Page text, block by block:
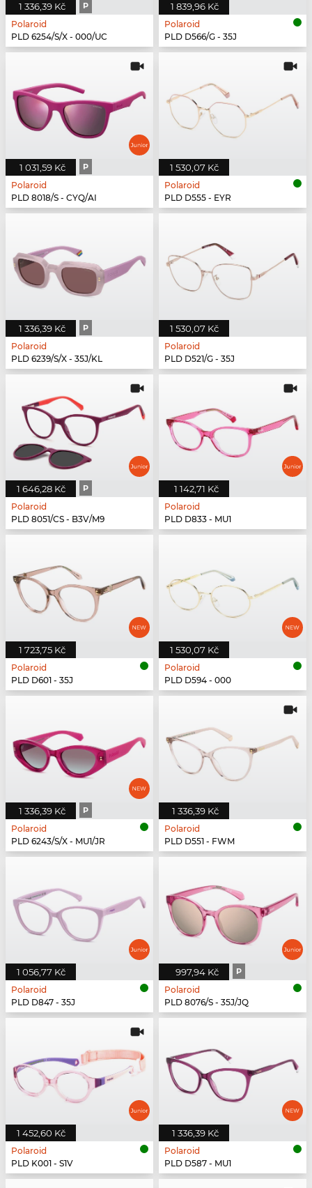
1 336,39 Kč P
Polaroid
PLD 6254/S/X - 000/UC
1 839,96 Kč
Polaroid
PLD D566/G - 35J
1 031,59 Kč P
Polaroid
PLD 8018/S - CYQ/AI
1 530,07 Kč
Polaroid
PLD D555 - EYR
1 336,39 Kč P
Polaroid
PLD 6239/S/X - 35J/KL
1 530,07 Kč
Polaroid
PLD D521/G - 35J
1 646,28 Kč P
Polaroid
PLD 8051/CS - B3V/M9
1 142,71 Kč
Polaroid
PLD D833 - MU1
1 723,75 Kč
Polaroid
PLD D601 - 35J
1 530,07 Kč
Polaroid
PLD D594 - 000
1 336,39 Kč P
Polaroid
PLD 6243/S/X - MU1/JR
1 336,39 Kč
Polaroid
PLD D551 - FWM
1 056,77 Kč
Polaroid
PLD D847 - 35J
997,94 Kč P
Polaroid
PLD 8076/S - 35J/JQ
1 452,60 Kč
Polaroid
PLD K001 - S1V
1 336,39 Kč
Polaroid
PLD D587 - MU1